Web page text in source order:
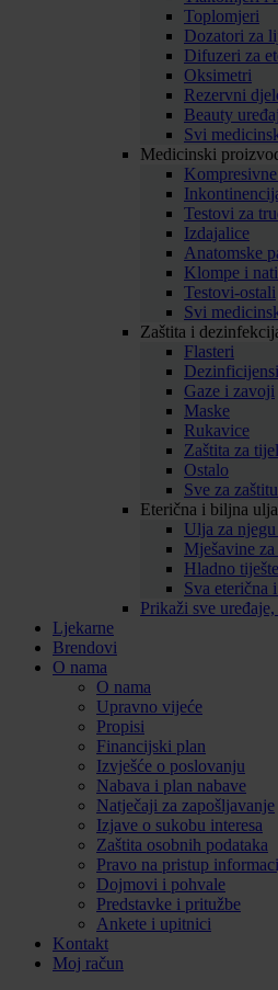
Toplomjeri
Dozatori za
Difuzeri za
Oksimetri
Rezervni
Beauty
Svi
Medicinski
Testovi za
Izdajalice
Anatomske
Klompe i
Testovi-ostali
Svi
Zaštita i
Flasteri
Dezinficijensi
Gaze i zavoji
Maske
Rukavice
Zaštita za
Ostalo
Sve za
Eterična i biljna ulja
Ulja za njegu
Mješavine
Hladno
Sva eterična
Prikaži sve
Ljekarne
Brendovi
O nama
O nama
Upravno vijeće
Propisi
Financijski plan
Izvješće o poslovanju
Nabava i plan nabave
Natječaji za zapošljavanje
Izjave o sukobu interesa
Zaštita osobnih podataka
Pravo na pristup
Dojmovi i pohvale
Predstavke i pritužbe
Ankete i upitnici
Kontakt
Moj račun